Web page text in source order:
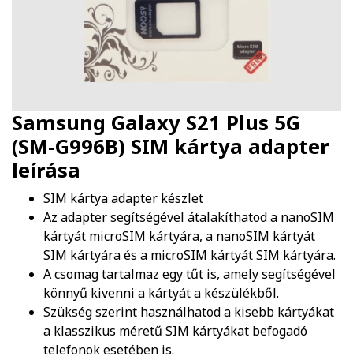
Samsung Galaxy S21 Plus 5G
(SM-G996B) SIM kártya adapter
leírása
SIM kártya adapter készlet
Az adapter segítségével átalakíthatod a nanoSIM
kártyát microSIM kártyára, a nanoSIM kártyát
SIM kártyára és a microSIM kártyát SIM kártyára.
A csomag tartalmaz egy tűt is, amely segítségével
könnyű kivenni a kártyát a készülékből.
Szükség szerint használhatod a kisebb kártyákat
a klasszikus méretű SIM kártyákat befogadó
telefonok esetében is.